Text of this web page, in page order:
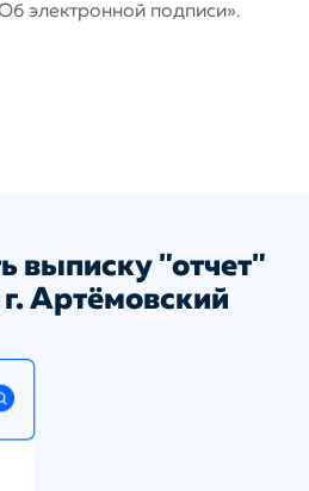
электронной подписи».
выписку "отчет"
Артёмовский